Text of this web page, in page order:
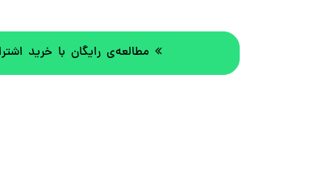
مطالعه‌ی رایگان با خرید